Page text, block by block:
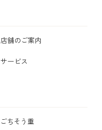
店舗のご案内
サービス
ごちそう重